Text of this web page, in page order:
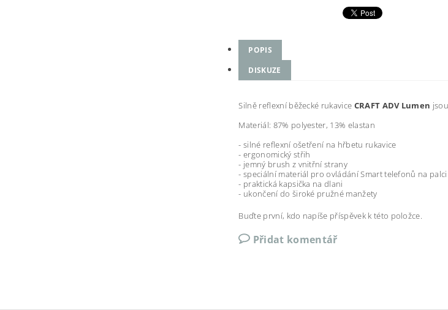
POPIS
DISKUZE
Silně reflexní běžecké rukavice CRAFT ADV Lumen
Materiál: 87% polyester, 13% elastan
- silné reflexní ošetření na hřbetu rukavice
- ergonomický střih
- jemný brush z vnitřní strany
- speciální materiál pro ovládání Smart telefonů na palci
- praktická kapsička na dlani
- ukončení do široké pružné manžety
Buďte první, kdo napíše příspěvek k této položce.
Přidat komentář